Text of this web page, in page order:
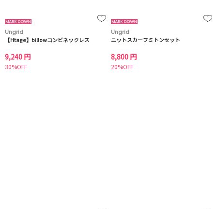
Ungrid
【Htage】billowコンビネックレス
9,240 円
30%OFF
Ungrid
ニットスカーフミトンセット
8,800 円
20%OFF